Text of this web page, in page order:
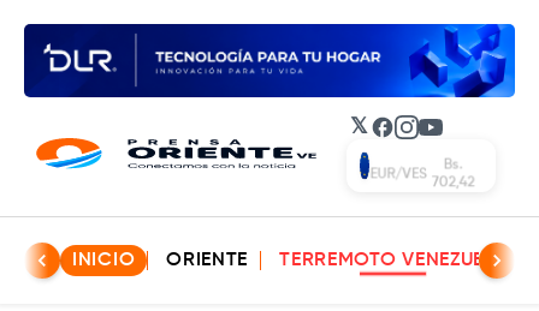
𝕏 Facebook
Instagram
YouTube
EUR/VES
Bs.
702,42
INICIO ORIENTE TERREMOTO VENEZUELA